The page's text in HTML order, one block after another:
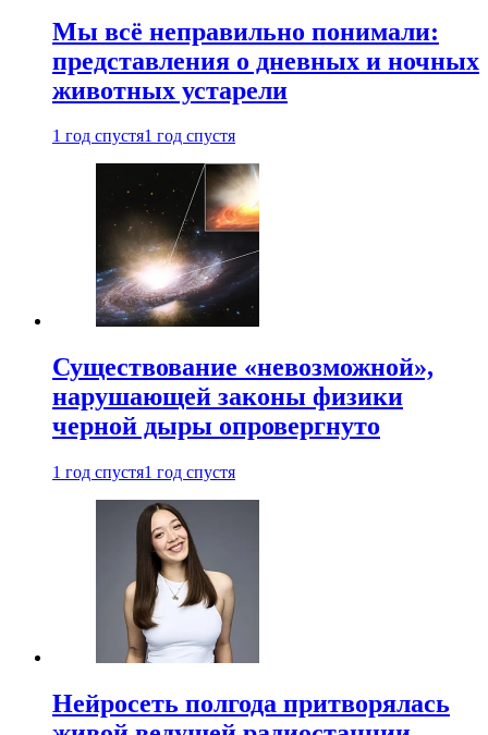
Мы всё неправильно понимали:
представления о дневных и ночных
животных устарели
1 год спустя1 год спустя
Существование «невозможной»,
нарушающей законы физики
черной дыры опровергнуто
1 год спустя1 год спустя
Нейросеть полгода притворялась